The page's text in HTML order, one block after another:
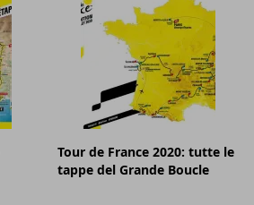
Tour de France 2020: tutte le
tappe del Grande Boucle